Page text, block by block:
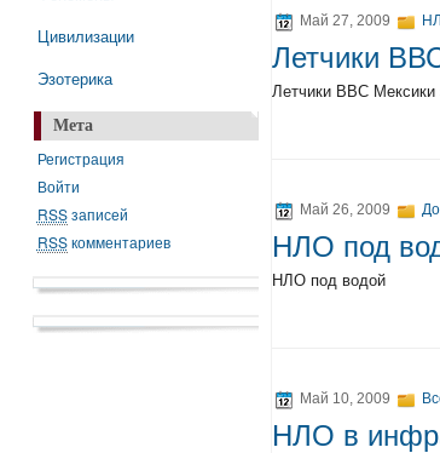
Цивилизации
Эзотерика
Мета
Регистрация
Войти
RSSзаписей
RSSкомментариев
Май 27, 2009
Летчики
Летчики ВВС
Май 26, 2009
НЛО под
НЛО под водой
Май 10, 2009
НЛО в